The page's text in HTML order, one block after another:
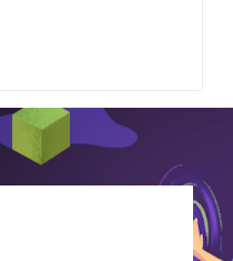
социальных
о
для…